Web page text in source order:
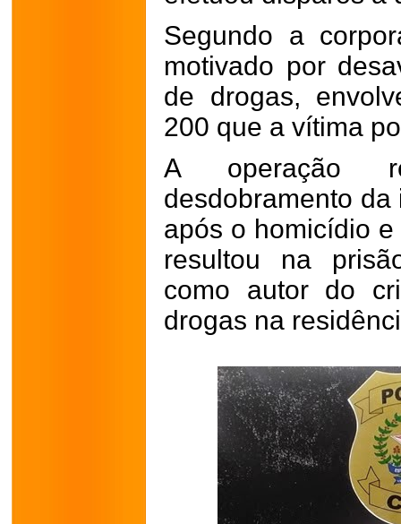
Segundo a
motivado por
de drogas,
200 que a vítima
A operação
desdobramento
após o homicídio
resultou na
como autor do
drogas na